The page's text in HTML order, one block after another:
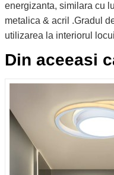
energizanta, similara cu
metalica & acril .Gradul
utilizarea la interiorul
Din aceeasi